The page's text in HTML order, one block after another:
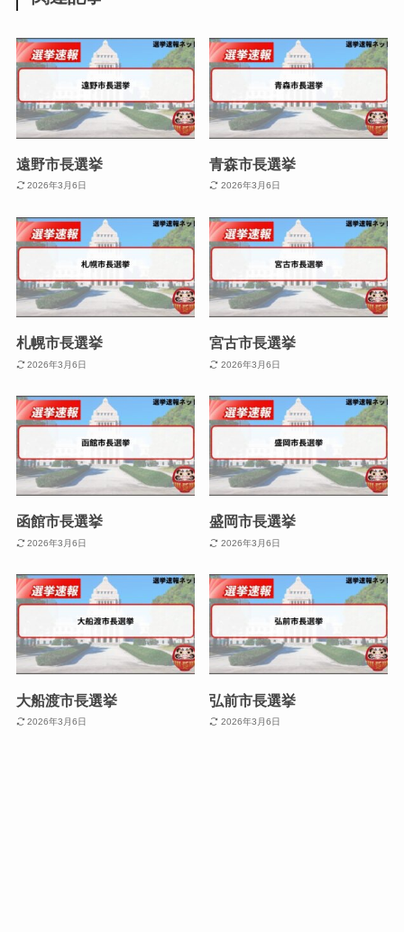
遠野市長選挙
2026年3月6日
青森市長選挙
2026年3月6日
札幌市長選挙
2026年3月6日
宮古市長選挙
2026年3月6日
函館市長選挙
2026年3月6日
盛岡市長選挙
2026年3月6日
大船渡市長選挙
2026年3月6日
弘前市長選挙
2026年3月6日